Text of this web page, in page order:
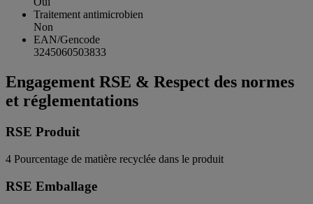
Traitement antimicrobien
Non
EAN/Gencode
3245060503833
Engagement RSE & Respect des normes
et réglementations
RSE Produit
4 Pourcentage de matière recyclée dans le produit
RSE Emballage